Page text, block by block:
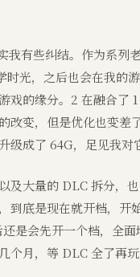
我有些纠结。作为系列
时光，之后也会在我的
戏的缘分。2 在融合了
改变，但是优化也变差
级成了 64G，足见我对
及大量的 DLC 拆分，
到底是现在就开档，开
是会先开一个档，全面
个月，等 DLC 全了再玩